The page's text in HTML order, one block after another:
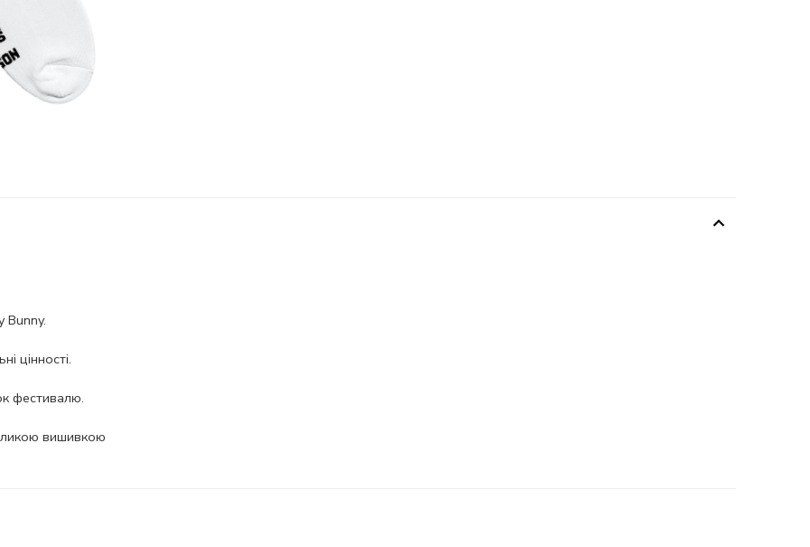
Bunny.
цінності.
фестивалю.
вишивкою